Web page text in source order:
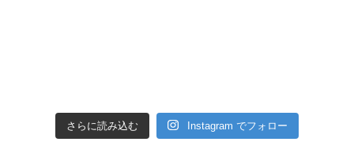
さらに読み込む Instagram でフォロー